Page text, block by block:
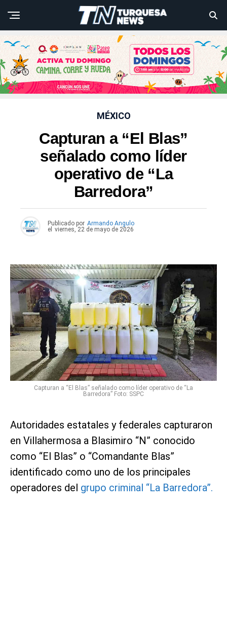
MÉXICO
Capturan a “El Blas”
señalado como líder
operativo de “La
Barredora”
Publicado por Armando Angulo
el viernes, 22 de mayo de 2026
Capturan a “El Blas” señalado como líder operativo de “La
Barredora” Foto: SSPC
Autoridades estatales y federales capturaron
en Villahermosa a Blasimiro “N” conocido
como “El Blas” o “Comandante Blas”
identificado como uno de los principales
operadores del grupo criminal “La Barredora”.